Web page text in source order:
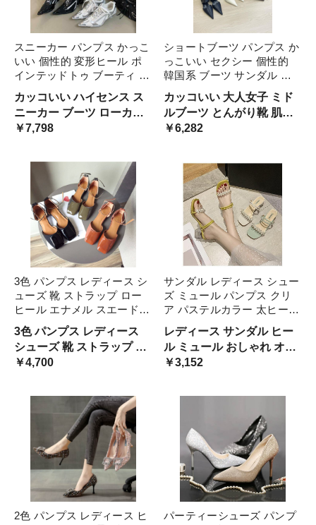
スニーカー パンプス かっこ
いい 個性的 変形ヒール ポ
インテッドトゥ ブーティ 黒
ブラック 銀色 シルバー レ
ースアップ とんがり靴 マニ
ッシュ 韓国系 レディース
シューズ セレブ 高 スポー
カッコいい ハイセンス ス
ニーカー ブーツ ローカッ
ト ピンヒール 変形 面白い
ューズ モノクロ メタリッ
ク 黒色 白色 オルチャン 尖
￥7,798
ショートブーツ パンプス か
っこいい セクシー 個性的
韓国系 ブーツ サンダル 黒
白 茶色 ポインテッドトゥ
ピンヒール 4cm サマーブー
ツ オシャレ ハイセンス カ
ットオフ レザーブー クール
カッコいい 大人女子 ミド
ルブーツ とんがり靴 肌見
せ 女っぽ 色っぽい シンプ
無地 とんがり靴 尖った靴
セレブ
￥6,282
3色 パンプス レディース シ
ューズ 靴 ストラップ ロー
ヒール エナメル スエード
切り替え デザイン 異素材
MIX おしゃれ レトロ かわい
い 大きいサイズ 25.0 25.5
アンクルストラップ
3色 パンプス レディース
シューズ 靴 ストラップ ロ
ーヒール エナメル スエー
材 おしゃれ レトロ かわい
い アンクルストラップ
￥4,700
サンダル レディース シュー
ズ ミュール パンプス クリ
ア パステルカラー 太ヒール
ローヒール パール おしゃれ
大人可愛い ガーリー ストラ
ップ スリッパ エレガント
ヒール 個性的 ミドル 6B
レディース サンダル ヒー
ル ミュール おしゃれ オフ
ィス シューズ 靴
￥3,152
2色 パンプス レディース ヒ
パーティーシューズ パンプ